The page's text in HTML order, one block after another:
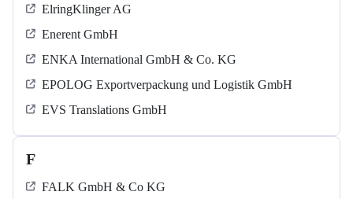
ElringKlinger AG
Enerent GmbH
ENKA International GmbH & Co. KG
EPOLOG Exportverpackung und Logistik GmbH
EVS Translations GmbH
F
FALK GmbH & Co KG